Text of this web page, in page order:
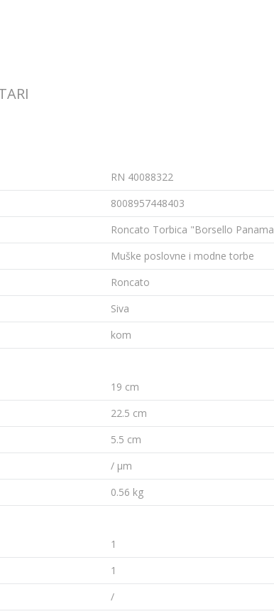
RN 40088322
8008957448403
Roncato Torbica "Borsello
Muške poslovne i modne torbe
Roncato
Siva
kom
19 cm
22.5 cm
5.5 cm
/ µm
0.56 kg
1
1
/